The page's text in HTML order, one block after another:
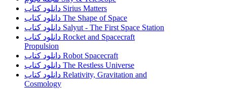
دانلود کتاب Sirius Matters
دانلود کتاب The Shape of Space
دانلود کتاب Salyut - The First Space Station
دانلود کتاب Rocket and Spacecraft
Propulsion
دانلود کتاب Robot Spacecraft
دانلود کتاب The Restless Universe
دانلود کتاب Relativity, Gravitation and
Cosmology